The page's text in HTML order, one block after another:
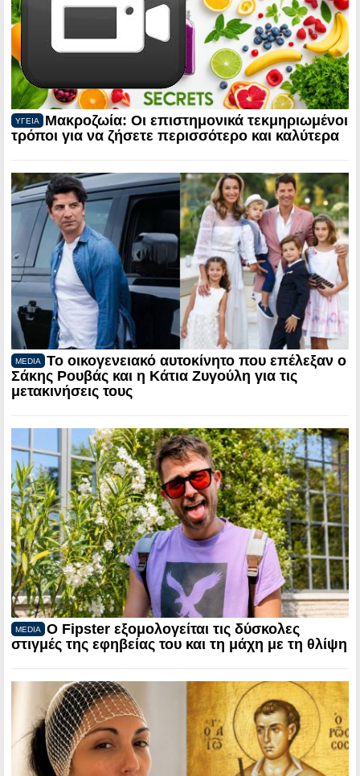
ΥΓΕΙΑ
Μακροζωία: Οι επιστημονικά τεκμηριωμένοι
τρόποι για να ζήσετε περισσότερο και καλύτερα
MEDIA
Το οικογενειακό αυτοκίνητο που επέλεξαν ο
Σάκης Ρουβάς και η Κάτια Ζυγούλη για τις
μετακινήσεις τους
MEDIA
Ο Fipster εξομολογείται τις δύσκολες
στιγμές της εφηβείας του και τη μάχη με τη θλίψη